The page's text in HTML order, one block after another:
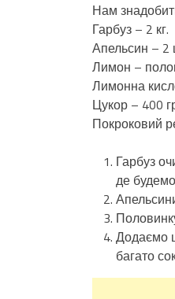
Нам
Гарбуз – 2 кг.
Апельсин – 2
Лимон –
Лимонна
Цукор – 400
Покроковий
Гарбуз
де будемо
Додаємо
багато